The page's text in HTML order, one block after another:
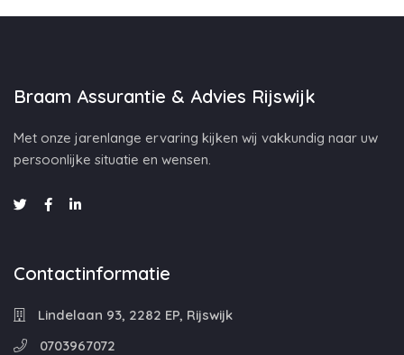
Braam Assurantie & Advies Rijswijk
Met onze jarenlange ervaring kijken wij vakkundig naar uw
persoonlijke situatie en wensen.
Contactinformatie
Lindelaan 93, 2282 EP, Rijswijk
0703967072